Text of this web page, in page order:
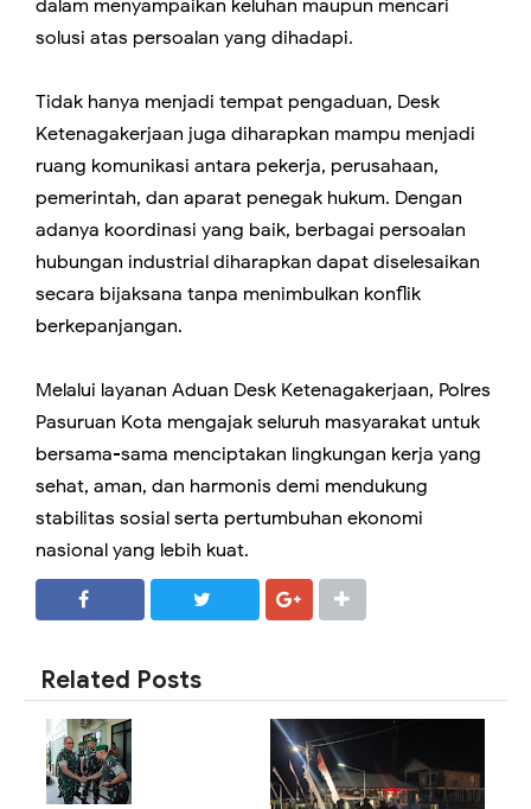
dalam menyampaikan keluhan maupun mencari
solusi atas persoalan yang dihadapi.
Tidak hanya menjadi tempat pengaduan, Desk
Ketenagakerjaan juga diharapkan mampu menjadi
ruang komunikasi antara pekerja, perusahaan,
pemerintah, dan aparat penegak hukum. Dengan
adanya koordinasi yang baik, berbagai persoalan
hubungan industrial diharapkan dapat diselesaikan
secara bijaksana tanpa menimbulkan konflik
berkepanjangan.
Melalui layanan Aduan Desk Ketenagakerjaan, Polres
Pasuruan Kota mengajak seluruh masyarakat untuk
bersama-sama menciptakan lingkungan kerja yang
sehat, aman, dan harmonis demi mendukung
stabilitas sosial serta pertumbuhan ekonomi
nasional yang lebih kuat.
Related Posts